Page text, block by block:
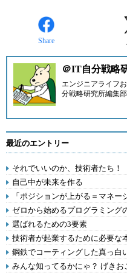
Share
＠IT自分戦略
エンジニアライフ
分戦略研究所編集部
最近のエントリー
それでいいのか、技術者たち！
自己中が未来を作る
「ポジションが上がる＝マネー
ゼロから始めるプログラミング
選ばれるための3要素
技術者が起業するために必要な
鋼鉄でコーティングした真っ
みんな知ってるかにゃ？ げきお